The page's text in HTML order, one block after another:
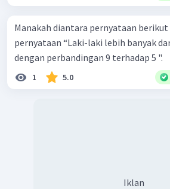
Manakah diantara pernyataan berikut
pernyataan “Laki-laki lebih banyak
dengan perbandingan 9 terhadap 5 ".
1 5.0
Iklan